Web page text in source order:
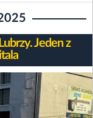
Jeden z